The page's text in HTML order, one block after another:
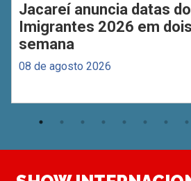
Jacareí anuncia datas
Imigrantes 2026 em
semana
08 de agosto 2026